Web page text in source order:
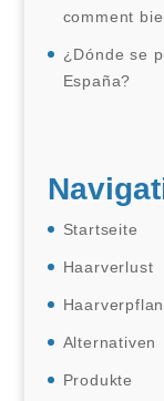
comment
¿Dónde se
España?
Startseite
Haarverlust
Alternativen
Produkte